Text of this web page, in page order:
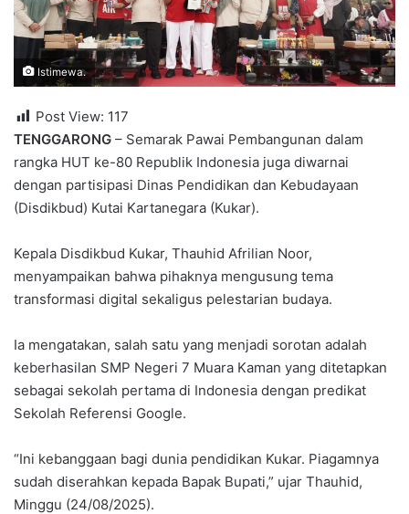
Istimewa.
Post View: 117
TENGGARONG – Semarak Pawai Pembangunan dalam
rangka HUT ke-80 Republik Indonesia juga diwarnai
dengan partisipasi Dinas Pendidikan dan Kebudayaan
(Disdikbud) Kutai Kartanegara (Kukar).
Kepala Disdikbud Kukar, Thauhid Afrilian Noor,
menyampaikan bahwa pihaknya mengusung tema
transformasi digital sekaligus pelestarian budaya.
Ia mengatakan, salah satu yang menjadi sorotan adalah
keberhasilan SMP Negeri 7 Muara Kaman yang ditetapkan
sebagai sekolah pertama di Indonesia dengan predikat
Sekolah Referensi Google.
“Ini kebanggaan bagi dunia pendidikan Kukar. Piagamnya
sudah diserahkan kepada Bapak Bupati,” ujar Thauhid,
Minggu (24/08/2025).